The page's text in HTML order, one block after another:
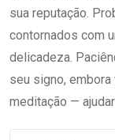
sua reputação.
contornados com
delicadeza.
seu signo,
meditação —